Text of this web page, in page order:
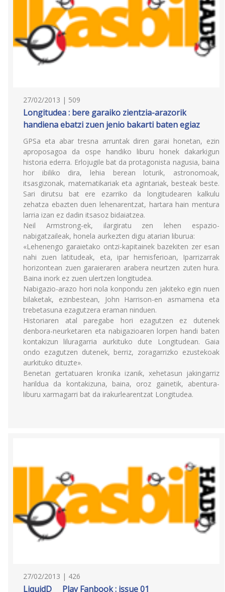
27/02/2013 | 509
Longitudea : bere garaiko zientzia-arazorik
handiena ebatzi zuen jenio bakarti baten egiaz
GPSa eta abar tresna arruntak diren garai honetan, ezin
aproposagoa da ospe handiko liburu honek dakarkigun
historia ederra. Erlojugile bat da protagonista nagusia, baina
hor ibiliko dira, lehia berean loturik, astronomoak,
itsasgizonak, matematikariak eta agintariak, besteak beste.
Sari dirutsu bat ere ezarriko da longitudearen kalkulu
zehatza ebazten duen lehenarentzat, hartara hain mentura
larria izan ez dadin itsasoz bidaiatzea.
Neil Armstrong-ek, ilargiratu zen lehen espazio-
nabigatzaileak, honela aurkezten digu atarian liburua:
«Lehenengo garaietako ontzi-kapitainek bazekiten zer esan
nahi zuen latitudeak, eta, ipar hemisferioan, Iparrizarrak
horizontean zuen garaieraren arabera neurtzen zuten hura.
Baina inork ez zuen ulertzen longitudea.
Nabigazio-arazo hori nola konpondu zen jakiteko egin nuen
bilaketak, ezinbestean, John Harrison-en asmamena eta
trebetasuna ezagutzera eraman ninduen.
Historiaren atal paregabe hori ezagutzen ez dutenek
denbora-neurketaren eta nabigazioaren lorpen handi baten
kontakizun liluragarria aurkituko dute Longitudean. Gaia
ondo ezagutzen dutenek, berriz, zoragarrizko ezustekoak
aurkituko dituzte».
Benetan gertatuaren kronika izanik, xehetasun jakingarriz
harildua da kontakizuna, baina, oroz gainetik, abentura-
liburu xarmagarri bat da irakurlearentzat Longitudea.
27/02/2013 | 426
LiquidD___Play Fanbook : issue 01